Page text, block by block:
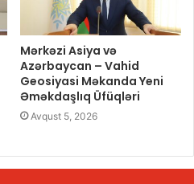
Mərkəzi Asiya və
Azərbaycan – Vahid
Geosiyasi Məkanda Yeni
Əməkdaşlıq Üfüqləri
Avqust 5, 2026